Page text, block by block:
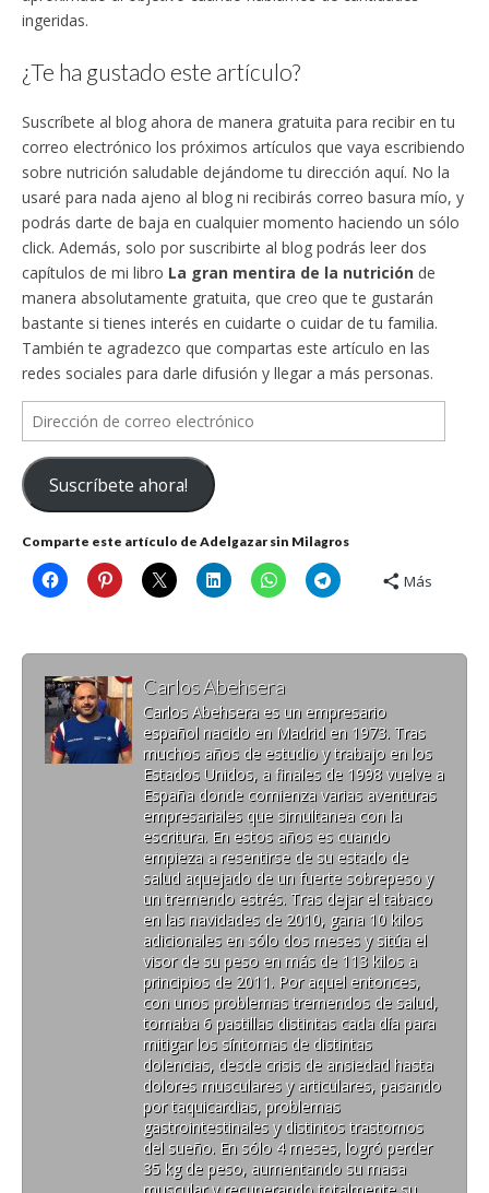
ingeridas.
¿Te ha gustado este artículo?
Suscríbete al blog ahora de manera gratuita para recibir en tu
correo electrónico los próximos artículos que vaya escribiendo
sobre nutrición saludable dejándome tu dirección aquí. No la
usaré para nada ajeno al blog ni recibirás correo basura mío, y
podrás darte de baja en cualquier momento haciendo un sólo
click. Además, solo por suscribirte al blog podrás leer dos
capítulos de mi libro La gran mentira de la nutrición de
manera absolutamente gratuita, que creo que te gustarán
bastante si tienes interés en cuidarte o cuidar de tu familia.
También te agradezco que compartas este artículo en las
redes sociales para darle difusión y llegar a más personas.
Dirección
de
correo
electrónico
Suscríbete ahora!
Comparte este artículo de Adelgazar sin Milagros
Más
Carlos Abehsera
Carlos Abehsera es un empresario
español nacido en Madrid en 1973. Tras
muchos años de estudio y trabajo en los
Estados Unidos, a finales de 1998 vuelve a
España donde comienza varias aventuras
empresariales que simultanea con la
escritura. En estos años es cuando
empieza a resentirse de su estado de
salud aquejado de un fuerte sobrepeso y
un tremendo estrés. Tras dejar el tabaco
en las navidades de 2010, gana 10 kilos
adicionales en sólo dos meses y sitúa el
visor de su peso en más de 113 kilos a
principios de 2011. Por aquel entonces,
con unos problemas tremendos de salud,
tomaba 6 pastillas distintas cada día para
mitigar los síntomas de distintas
dolencias, desde crisis de ansiedad hasta
dolores musculares y articulares, pasando
por taquicardias, problemas
gastrointestinales y distintos trastornos
del sueño. En sólo 4 meses, logró perder
35 kg de peso, aumentando su masa